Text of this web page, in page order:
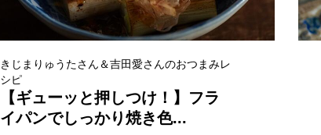
きじまりゅうたさん＆吉田愛さんのおつまみレ
シピ
【ギューッと押しつけ！】フラ
イパンでしっかり焼き色...